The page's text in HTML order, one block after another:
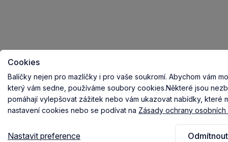
Cookies
Balíčky nejen pro mazlíčky i pro vaše soukromí. Abychom vám
který vám sedne, používáme soubory cookies.Některé jsou
pomáhají vylepšovat zážitek nebo vám ukazovat nabídky, které
nastavení cookies nebo se podívat na Zásady ochrany osobních
Nastavit preference